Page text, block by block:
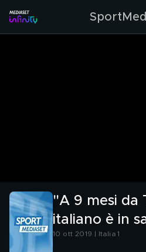
"A 9 mesi da
italiano è in
10 ott 2019 | Italia 1